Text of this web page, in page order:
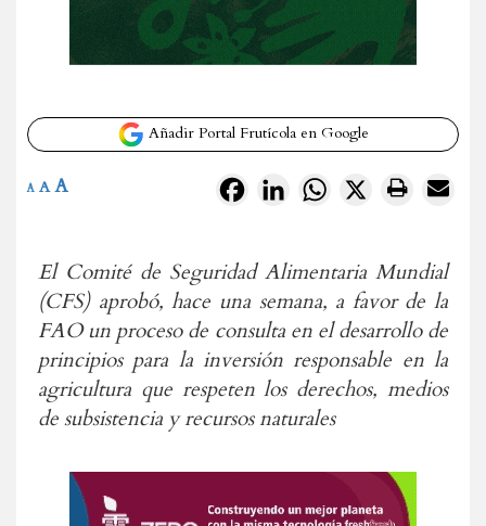
Añadir Portal Frutícola en Google
FacebookLinkedInWhatsApp
X
A A A
El Comité de Seguridad Alimentaria Mundial
(CFS) aprobó, hace una semana, a favor de la
FAO un proceso de consulta en el desarrollo de
principios para la inversión responsable en la
agricultura que respeten los derechos, medios
de subsistencia y recursos naturales